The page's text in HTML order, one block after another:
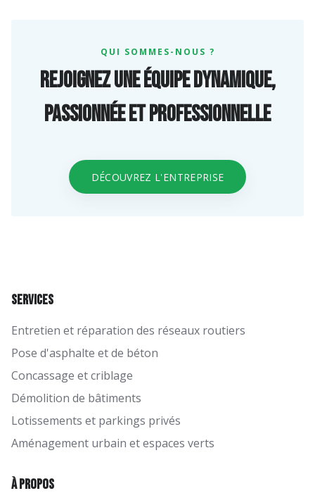
QUI SOMMES-NOUS ?
Rejoignez une équipe dynamique,
passionnée et professionnelle
DÉCOUVREZ L'ENTREPRISE
Services
Entretien et réparation des réseaux routiers
Pose d'asphalte et de béton
Concassage et criblage
Démolition de bâtiments
Lotissements et parkings privés
Aménagement urbain et espaces verts
À propos